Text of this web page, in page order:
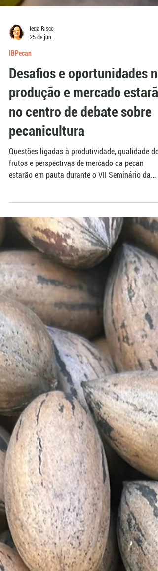
Ieda Risco
25 de jun.
IBPecan
Desafios e oportunidades na
produção e mercado estarão
Questões ligadas à produtividade, qualidade dos
frutos e perspectivas de mercado da pecan
estarão em pauta durante o VII Seminário da
Noz-Pecã, que será realizado em 8 de julho, no
Ginásio São Carlos, em Anta Gorda (RS). O tema
será apresentado pelo coordenador técnico do
Instituto Brasileiro de Pecanicultura (IBPecan),
Jaceguáy Barros, que pretende discutir aspectos
considerados decisivos tanto para produtores já
estabelecidos quanto para quem avalia investir
na cultura.